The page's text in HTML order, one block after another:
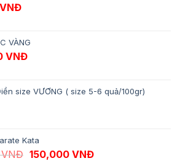
VNĐ
VÀNG
VNĐ
size VƯƠNG ( size 5-6 quả/100gr)
Kata
VNĐ Giá gốc là: 170,000 VNĐ.
150,000 VNĐGiá hiện tại là: